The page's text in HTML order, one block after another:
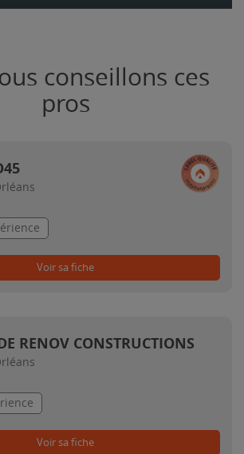
conseillons ces
pros
Voir sa fiche
RENOV CONSTRUCTIONS
Voir sa fiche